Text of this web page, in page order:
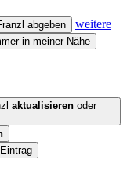
für Monteurzimmer Senator-Flats Franzl abgeben
weitere
in meiner Nähe
aktualisierenoder